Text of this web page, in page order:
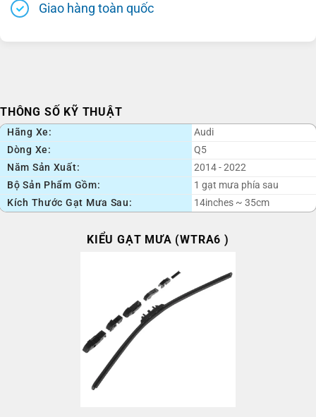
Giao hàng toàn quốc
THÔNG SỐ KỸ THUẬT
Hãng Xe:
Audi
Dòng Xe:
Q5
Năm Sản Xuất:
2014 - 2022
Bộ Sản Phẩm Gồm:
1 gạt mưa phía sau
Kích Thước Gạt Mưa Sau:
14inches ~ 35cm
KIỂU GẠT MƯA (WTRA6 )